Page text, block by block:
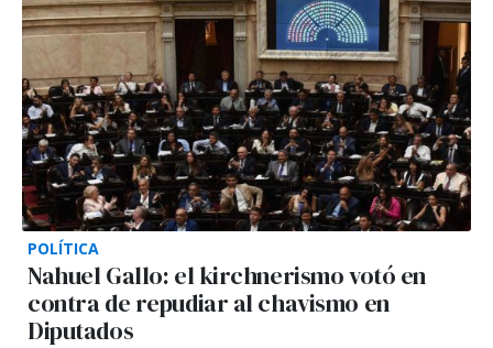
POLÍTICA
Nahuel Gallo: el kirchnerismo votó en
contra de repudiar al chavismo en
Diputados